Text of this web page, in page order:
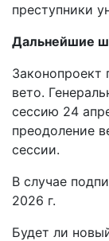
преступники
Дальнейшие
Законопроект
вето.
сессию 24
преодоление
сессии.
В случае
2026 г.
Будет ли